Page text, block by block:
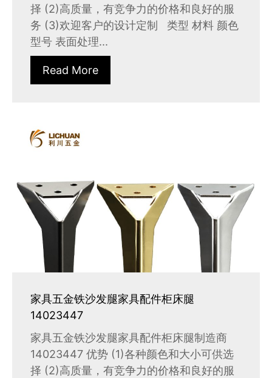
择 (2)高质量，有竞争力的价格和良好的服
务 (3)欢迎客户的设计定制 类型 材料 颜色
型号 表面处理...
Read More
家具五金铁沙发腿家具配件柜床腿
14023447
家具五金铁沙发腿家具配件柜床腿制造商
14023447 优势 (1)各种颜色和大小可供选
择 (2)高质量，有竞争力的价格和良好的服